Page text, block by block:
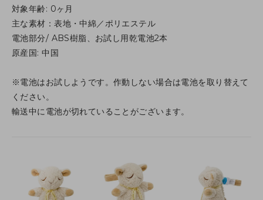
対象年齢: 0ヶ月
主な素材：表地・中綿／ポリエステル
電池部分/ ABS樹脂、お試し用乾電池2本
原産国: 中国
※電池はお試しようです。作動しない場合は電池を取り替えて
ください。
輸送中に電池が切れていることがございます。